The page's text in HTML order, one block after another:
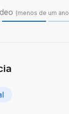
(menos de um